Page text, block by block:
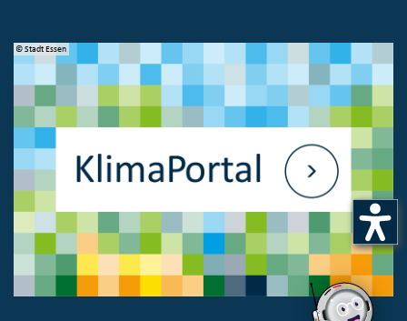
© Stadt Essen